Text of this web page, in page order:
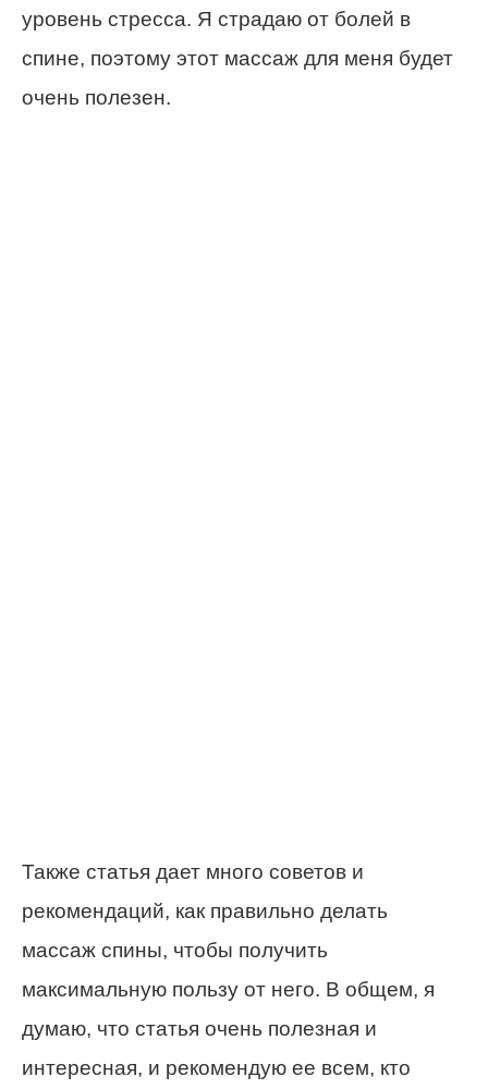
уровень стресса. Я страдаю от болей в
спине, поэтому этот массаж для меня будет
очень полезен.
Также статья дает много советов и
рекомендаций, как правильно делать
массаж спины, чтобы получить
максимальную пользу от него. В общем, я
думаю, что статья очень полезная и
интересная, и рекомендую ее всем, кто